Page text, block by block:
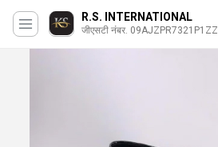
R.S. INTERNATIONAL
जीएसटी नंबर. 09AJZPR7321P1ZZ